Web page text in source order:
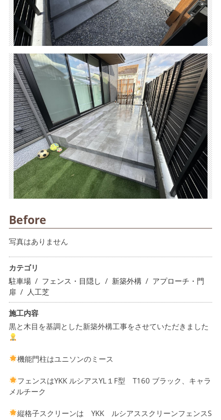
Before
写真はありません
カテゴリ
駐車場/ フェンス・目隠し / 新築外構/ アプローチ・門
扉/ 人工芝
施工内容
黒と木目を基調とした新築外構工事をさせていただきました
機能門柱はユニソンのミース
フェンスはYKK ルシアスYL１F型 T160 ブラック、キャラ
メルチーク
縦格子スクリーンは YKK ルシアススクリーンフェンスS